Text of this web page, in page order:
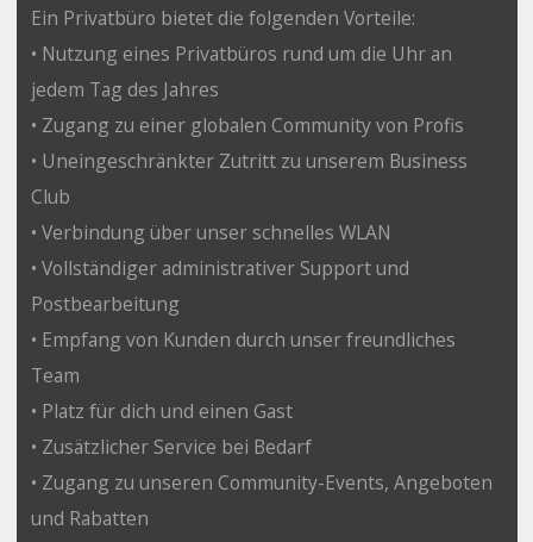
Ein Privatbüro bietet die folgenden Vorteile:
• Nutzung eines Privatbüros rund um die Uhr an
jedem Tag des Jahres
• Zugang zu einer globalen Community von Profis
• Uneingeschränkter Zutritt zu unserem Business
Club
• Verbindung über unser schnelles WLAN
• Vollständiger administrativer Support und
Postbearbeitung
• Empfang von Kunden durch unser freundliches
Team
• Platz für dich und einen Gast
• Zusätzlicher Service bei Bedarf
• Zugang zu unseren Community-Events, Angeboten
und Rabatten